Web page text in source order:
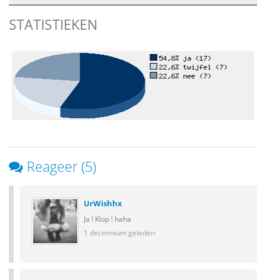
STATISTIEKEN
Reageer (5)
UrWishhx
Ja ! Klop ! haha
1 decennium geleden